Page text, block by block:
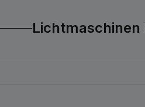
Lichtmaschinen